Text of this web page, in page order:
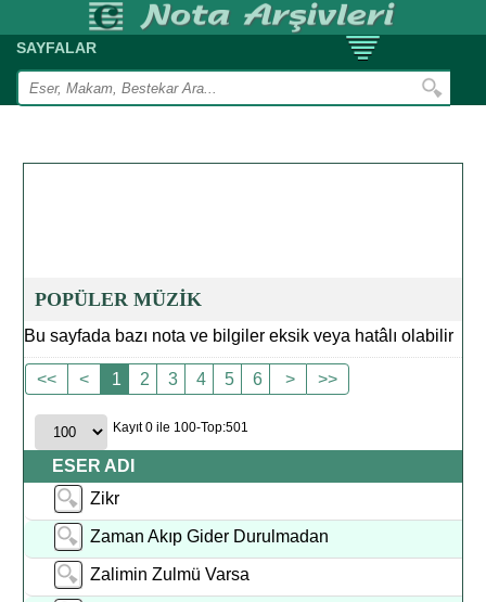
SAYFALAR
POPÜLER MÜZİK
Bu sayfada bazı nota ve bilgiler eksik veya hatâlı olabilir
<< < 1 2 3 4 5 6 > >>
Kayıt 0 ile 100-Top:501
ESER ADI
Zikr
Zaman Akıp Gider Durulmadan
Zalimin Zulmü Varsa